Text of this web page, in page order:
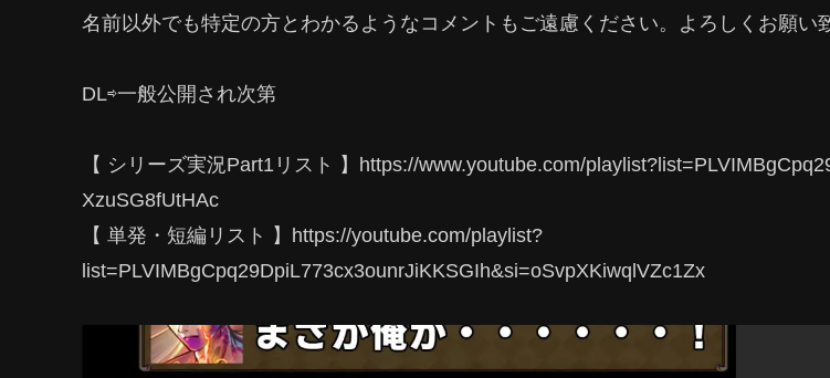
名前以外でも特定の方とわかるようなコメントもご遠慮ください。よろしくお願い
DL⇨一般公開され次第
【 シリーズ実況Part1リスト 】https://www.youtube.com/
XzuSG8fUtHAc
【 単発・短編リスト 】https://youtube.com/playlist?
list=PLVIMBgCpq29DpiL773cx3ounrJiKKSGIh&si=oSvpXKiwqlVZc1Zx